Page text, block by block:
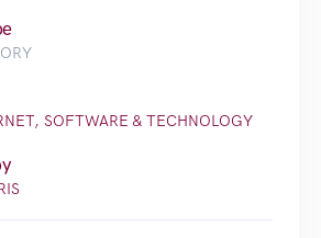
SOFTWARE & TECHNOLOGY